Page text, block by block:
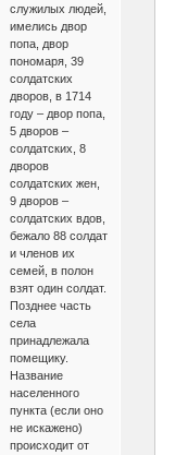
служилых людей,
имелись двор
попа, двор
пономаря, 39
солдатских
дворов, в 1714
году – двор попа,
5 дворов –
солдатских, 8
дворов
солдатских жен,
9 дворов –
солдатских вдов,
бежало 88 солдат
и членов их
семей, в полон
взят один солдат.
Позднее часть
села
принадлежала
помещику.
Название
населенного
пункта (если оно
не искажено)
происходит от